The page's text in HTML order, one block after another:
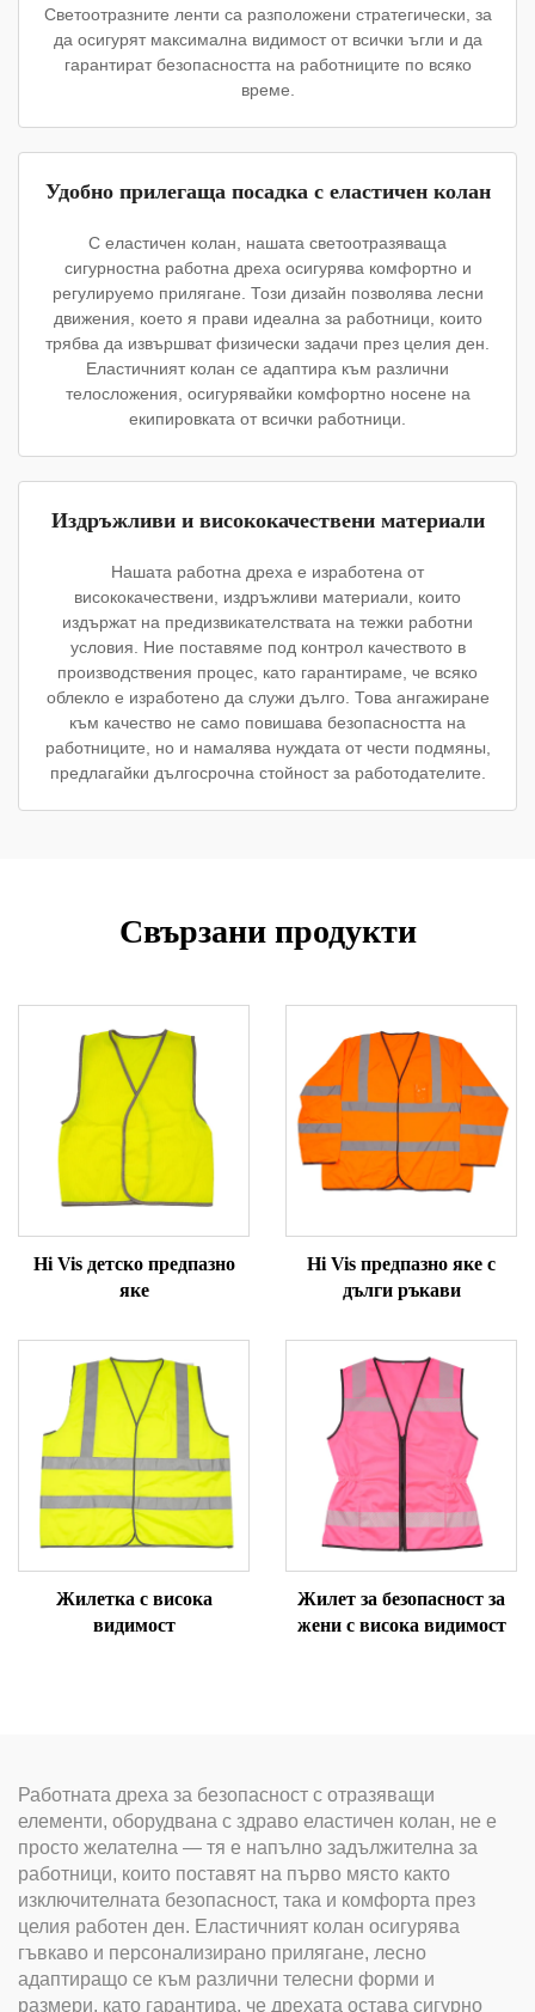
Светоотразните ленти са разположени стратегически, за
да осигурят максимална видимост от всички ъгли и да
гарантират безопасността на работниците по всяко
време.
Удобно прилегаща посадка с еластичен колан
С еластичен колан, нашата светоотразяваща
сигурностна работна дреха осигурява комфортно и
регулируемо прилягане. Този дизайн позволява лесни
движения, което я прави идеална за работници, които
трябва да извършват физически задачи през целия ден.
Еластичният колан се адаптира към различни
телосложения, осигурявайки комфортно носене на
екипировката от всички работници.
Издръжливи и висококачествени материали
Нашата работна дреха е изработена от
висококачествени, издръжливи материали, които
издържат на предизвикателствата на тежки работни
условия. Ние поставяме под контрол качеството в
производствения процес, като гарантираме, че всяко
облекло е изработено да служи дълго. Това ангажиране
към качество не само повишава безопасността на
работниците, но и намалява нуждата от чести подмяны,
предлагайки дългосрочна стойност за работодателите.
Свързани продукти
Hi Vis детско предпазно
яке
Hi Vis предпазно яке с
дълги ръкави
Жилетка с висока
видимост
Жилет за безопасност за
жени с висока видимост
Работната дреха за безопасност с отразяващи
елементи, оборудвана с здраво еластичен колан, не е
просто желателна — тя е напълно задължителна за
работници, които поставят на първо място както
изключителната безопасност, така и комфорта през
целия работен ден. Еластичният колан осигурява
гъвкаво и персонализирано прилягане, лесно
адаптиращо се към различни телесни форми и
размери, като гарантира, че дрехата остава сигурно